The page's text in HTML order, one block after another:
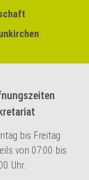
bis Freitag
von 07:00 bis
Uhr.